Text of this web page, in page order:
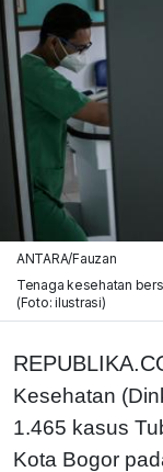
ANTARA/Fauzan
Tenaga kesehatan
(Foto: ilustrasi)
Kesehatan
1.465 kasus
Kota Bogor